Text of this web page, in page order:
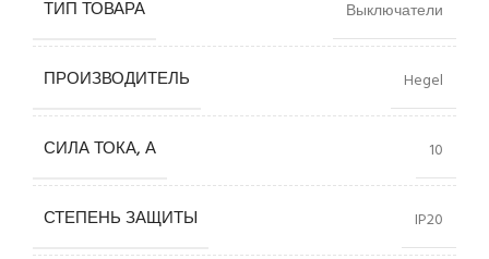
ТИП ТОВАРА Выключатели
ПРОИЗВОДИТЕЛЬ Hegel
СИЛА ТОКА, А 10
СТЕПЕНЬ ЗАЩИТЫ IP20